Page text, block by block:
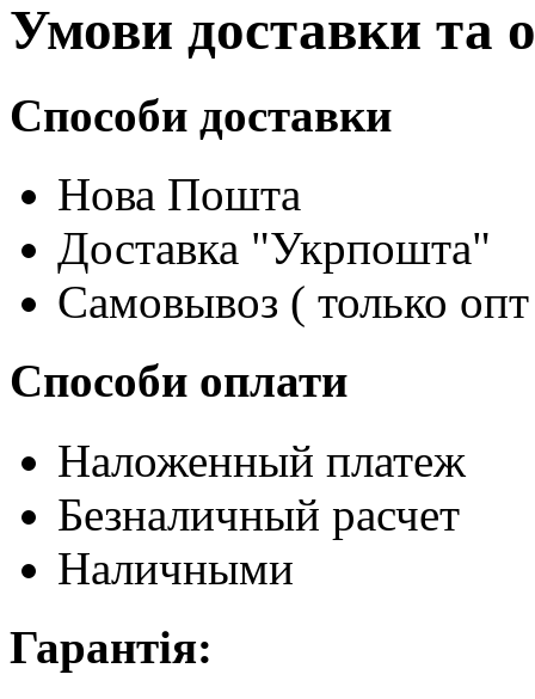
Умови доставки та
Способи доставки
Нова Пошта
Доставка "Укрпошта"
Самовывоз ( только
Способи оплати
Наложенный платеж
Безналичный расчет
Наличными
Гарантія: